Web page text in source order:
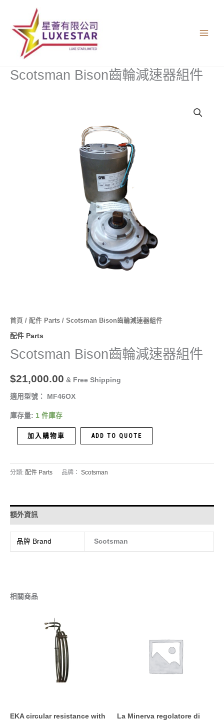
Scotsman Bison齒輪減速器組件
首頁 / 配件 Parts / Scotsman Bison齒輪減速器組件
配件 Parts
Scotsman Bison齒輪減速器組件
$21,000.00 & Free Shipping
適用型號： MF46OX
庫存量: 1 件庫存
加入購物車 ADD TO QUOTE
分類: 配件 Parts 品牌： Scotsman
額外資訊
品牌 Brand Scotsman
相關商品
EKA circular resistance with
La Minerva regolatore di